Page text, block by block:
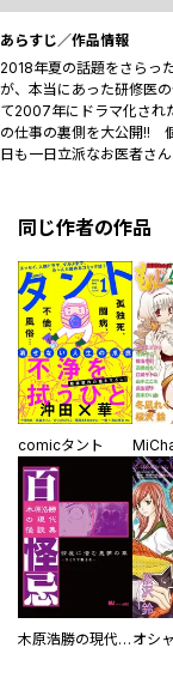
あらすじ／作品情報
2018年夏の話題をさらっ
が、本当にあった研修医
て2007年にドラマ化され
の仕事の裏側を大公開!!
日も一日立派なお医者さ
同じ作者の作品
comicタント
木原浩勝の現代怪談集・百怪忌